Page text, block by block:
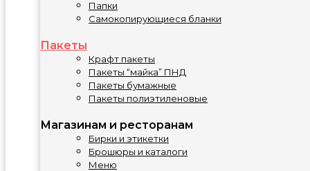
Папки
Самокопирующиеся бланки
Пакеты
Крафт пакеты
Пакеты “майка” ПНД
Пакеты бумажные
Пакеты полиэтиленовые
Магазинам и ресторанам
Бирки и этикетки
Брошюры и каталоги
Меню